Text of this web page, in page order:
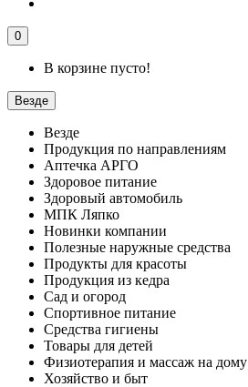
0
В корзине пусто!
Везде
Везде
Продукция по направлениям
Аптечка АРГО
Здоровое питание
Здоровый автомобиль
МПК Ляпко
Новинки компании
Полезные наружные средства
Продукты для красоты
Продукция из кедра
Сад и огород
Спортивное питание
Средства гигиены
Товары для детей
Физиотерапия и массаж на дому
Хозяйство и быт